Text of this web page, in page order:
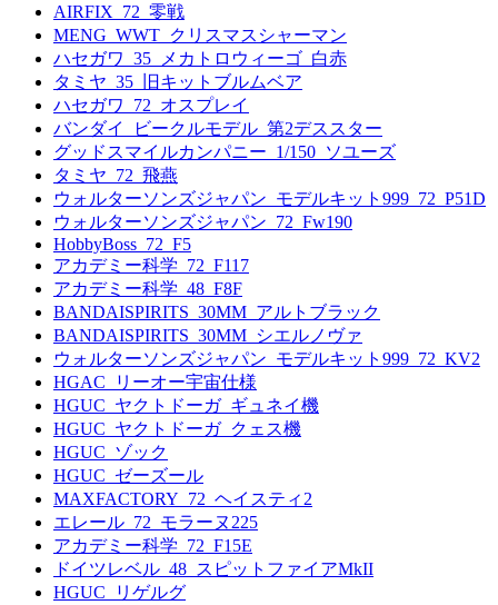
AIRFIX_72_零戦
MENG_WWT_クリスマスシャーマン
ハセガワ_35_メカトロウィーゴ_白赤
タミヤ_35_旧キットブルムベア
ハセガワ_72_オスプレイ
バンダイ_ビークルモデル_第2デススター
グッドスマイルカンパニー_1/150_ソユーズ
タミヤ_72_飛燕
ウォルターソンズジャパン_モデルキット999_72_P51D
ウォルターソンズジャパン_72_Fw190
HobbyBoss_72_F5
アカデミー科学_72_F117
アカデミー科学_48_F8F
BANDAISPIRITS_30MM_アルトブラック
BANDAISPIRITS_30MM_シエルノヴァ
ウォルターソンズジャパン_モデルキット999_72_KV2
HGAC_リーオー宇宙仕様
HGUC_ヤクトドーガ_ギュネイ機
HGUC_ヤクトドーガ_クェス機
HGUC_ゾック
HGUC_ゼーズール
MAXFACTORY_72_ヘイスティ2
エレール_72_モラーヌ225
アカデミー科学_72_F15E
ドイツレベル_48_スピットファイアMkII
HGUC_リゲルグ